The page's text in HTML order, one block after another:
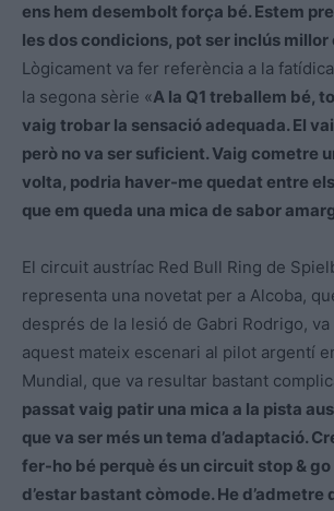
ens hem desembolt força bé. Estem
les dos condicions, pot ser inclús millor
Lògicament va fer referència a la
la segona sèrie «A la Q1 treballem bé,
vaig trobar la sensació adequada. El
però no va ser suficient. Vaig cometre
volta, podria haver-me quedat entre
que em queda una mica de sabor
El circuit austríac Red Bull Ring de
representa una novetat per a Alcoba,
després de la lesió de Gabri Rodrigo,
aquest mateix escenari al pilot argentí
Mundial, que va resultar bastant
passat vaig patir una mica a la pista
que va ser més un tema d’adaptació.
fer-ho bé perquè és un circuit stop & go
d’estar bastant còmode. He d’admetre